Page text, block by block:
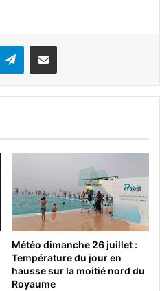
Telegram
Météo dimanche 26 juillet :
Température du jour en
hausse sur la moitié nord du
Royaume